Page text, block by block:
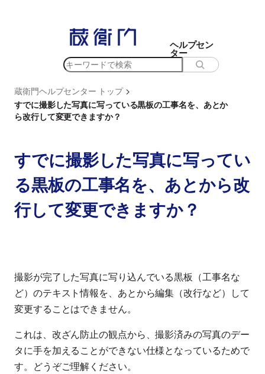
ッ
プ
ヘルプセン
ター
検
蔵衛門ヘルプセンター トップ >
すでに撮影した写真に写っている黒板の工事名を、あとか
ら改行して変更できますか？
すでに撮影した写真に写ってい
る黒板の工事名を、あとから改
行して変更できますか？
撮影が完了した写真に写り込んでいる黒板（工事名な
ど）のテキスト情報を、あとから編集（改行など）して
変更することはできません。
これは、改ざん防止の観点から、撮影済みの写真のデー
タに手を加えることができない仕様となっているためで
す。どうぞご理解ください。